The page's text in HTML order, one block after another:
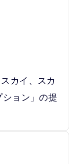
カイ、スカ
ョン」の提